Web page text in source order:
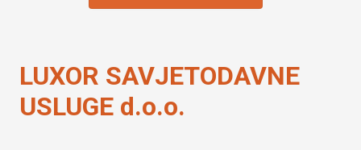
LUXOR SAVJETODAVNE
USLUGE d.o.o.